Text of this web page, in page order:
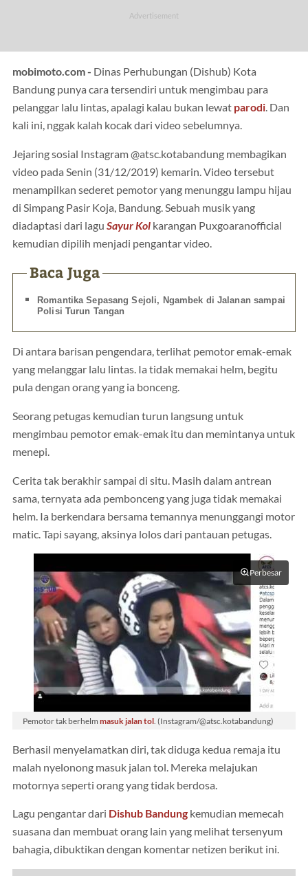
mobimoto.com - Dinas Perhubungan (Dishub) Kota
Bandung punya cara tersendiri untuk mengimbau para
pelanggar lalu lintas, apalagi kalau bukan lewat parodi. Dan
kali ini, nggak kalah kocak dari video sebelumnya.
Jejaring sosial Instagram @atsc.kotabandung membagikan
video pada Senin (31/12/2019) kemarin. Video tersebut
menampilkan sederet pemotor yang menunggu lampu hijau
di Simpang Pasir Koja, Bandung. Sebuah musik yang
diadaptasi dari lagu Sayur Kol karangan Puxgoaranofficial
kemudian dipilih menjadi pengantar video.
Baca Juga
Romantika Sepasang Sejoli, Ngambek di Jalanan sampai
Polisi Turun Tangan
Di antara barisan pengendara, terlihat pemotor emak-emak
yang melanggar lalu lintas. Ia tidak memakai helm, begitu
pula dengan orang yang ia bonceng.
Seorang petugas kemudian turun langsung untuk
mengimbau pemotor emak-emak itu dan memintanya untuk
menepi.
Cerita tak berakhir sampai di situ. Masih dalam antrean
sama, ternyata ada pembonceng yang juga tidak memakai
helm. Ia berkendara bersama temannya menunggangi motor
matic. Tapi sayang, aksinya lolos dari pantauan petugas.
Perbesar
Pemotor tak berhelm masuk jalan tol . (Instagram/@atsc.kotabandung)
Berhasil menyelamatkan diri, tak diduga kedua remaja itu
malah nyelonong masuk jalan tol. Mereka melajukan
motornya seperti orang yang tidak berdosa.
Lagu pengantar dari Dishub Bandung kemudian memecah
suasana dan membuat orang lain yang melihat tersenyum
bahagia, dibuktikan dengan komentar netizen berikut ini.